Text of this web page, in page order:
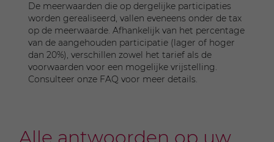
De meerwaarden die op dergelijke participaties
worden gerealiseerd, vallen eveneens onder de tax
op de meerwaarde. Afhankelijk van het percentage
van de aangehouden participatie (lager of hoger
dan 20%), verschillen zowel het tarief als de
voorwaarden voor een mogelijke vrijstelling.
Consulteer onze FAQ voor meer details.
Alle antwoorden op uw